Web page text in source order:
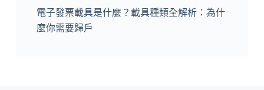
電子發票載具是什麼？載具種類全解析：為什
麼你需要歸戶